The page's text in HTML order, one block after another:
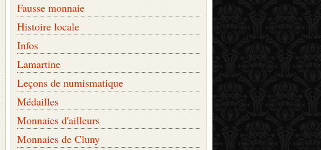
Fausse monnaie
Histoire locale
Infos
Lamartine
Leçons de numismatique
Médailles
Monnaies d'ailleurs
Monnaies de Cluny